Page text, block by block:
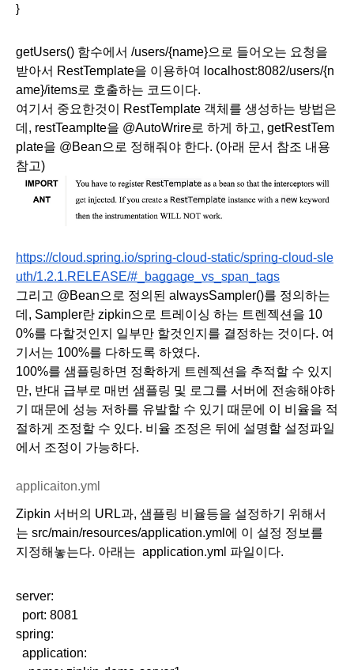
}
getUsers() 함수에서 /users/{name}으로 들어오는 요청을
받아서 RestTemplate을 이용하여 localhost:8082/users/{n
ame}/items로 호출하는 코드이다.
여기서 중요한것이 RestTemplate 객체를 생성하는 방법은
데, restTeamplte을 @AutoWrire로 하게 하고, getRestTem
plate을 @Bean으로 정해줘야 한다. (아래 문서 참조 내용
참고)
https://cloud.spring.io/spring-cloud-static/spring-cloud-sle
uth/1.2.1.RELEASE/#_baggage_vs_span_tags
그리고 @Bean으로 정의된 alwaysSampler()를 정의하는
데, Sampler란 zipkin으로 트레이싱 하는 트렌젝션을 10
0%를 다할것인지 일부만 할것인지를 결정하는 것이다. 여
기서는 100%를 다하도록 하였다.
100%를 샘플링하면 정확하게 트렌젝션을 추적할 수 있지
만, 반대 급부로 매번 샘플링 및 로그를 서버에 전송해야하
기 때문에 성능 저하를 유발할 수 있기 때문에 이 비율을 적
절하게 조정할 수 있다. 비율 조정은 뒤에 설명할 설정파일
에서 조정이 가능하다.
applicaiton.yml
Zipkin 서버의 URL과, 샘플링 비율등을 설정하기 위해서
는 src/main/resources/application.yml에 이 설정 정보를
지정해놓는다. 아래는  application.yml 파일이다.
server:
port: 8081
spring:
application: